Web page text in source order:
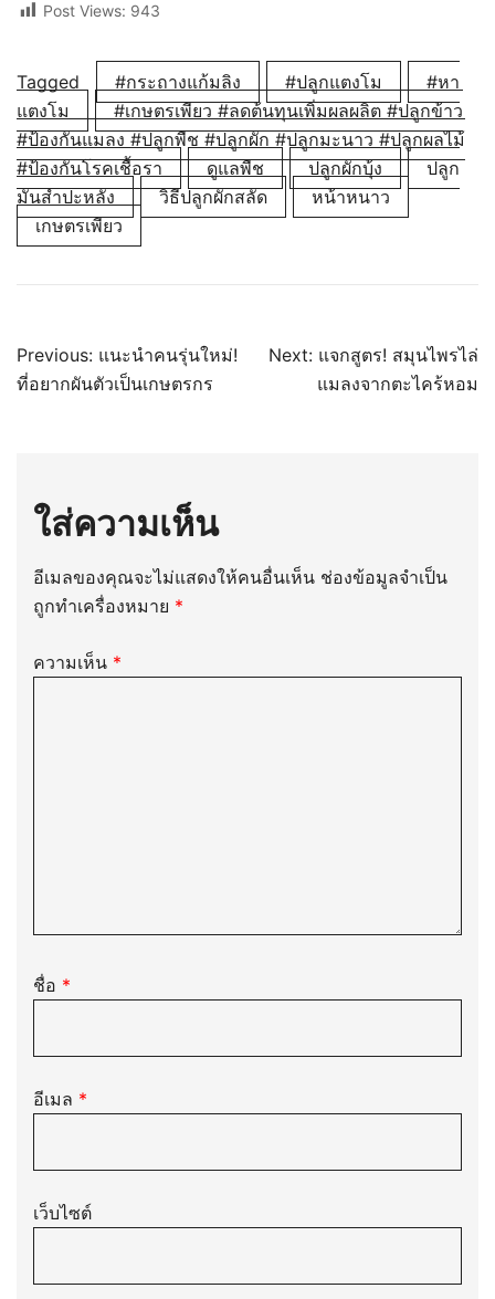
Post Views: 943
Tagged #กระถางแก้มลิง #ปลูกแตงโม
#หา
แตงโม
#เกษตรเพียว #ลดต้นทุนเพิ่มผลผลิต #ปลูกข้าว
#ป้องกันแมลง #ปลูกพืช #ปลูกผัก #ปลูกมะนาว #ปลูกผลไม้
#ป้องกันโรคเชื้อรา
ดูแลพืช ปลูกผักบุ้ง
ปลูก
มันสำปะหลัง
วิธีปลูกผักสลัด
หน้าหนาว
เกษตรเพียว
แนะแนว
Previous: แนะนำคนรุ่นใหม่!
ที่อยากผันตัวเป็นเกษตรกร
Next: แจกสูตร! สมุนไพรไล่
แมลงจากตะไคร้หอม
ใส่ความเห็น
อีเมลของคุณจะไม่แสดงให้คนอื่นเห็น ช่องข้อมูลจำเป็น
ถูกทำเครื่องหมาย *
ความเห็น *
ชื่อ *
อีเมล *
เว็บไซต์